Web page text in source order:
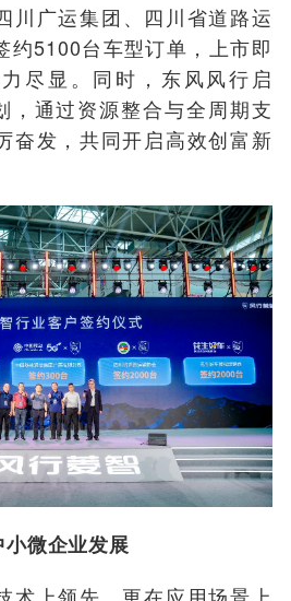
川广运集团 、四川省道路运
约5100台车型订单，
上市即
尽显。 同时，东风风行启
，通过资源整合与全周期支
奋发，共同开启高效创富新
微企业发展
术上领先，更在应用场景上